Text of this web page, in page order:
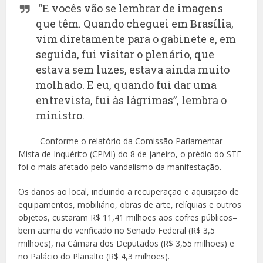
“E vocês vão se lembrar de imagens
que têm. Quando cheguei em Brasília,
vim diretamente para o gabinete e, em
seguida, fui visitar o plenário, que
estava sem luzes, estava ainda muito
molhado. E eu, quando fui dar uma
entrevista, fui às lágrimas”, lembra o
ministro.
Conforme o relatório da Comissão Parlamentar
Mista de Inquérito (CPMI) do 8 de janeiro, o prédio do STF
foi o mais afetado pelo vandalismo da manifestação.
Os danos ao local, incluindo a recuperação e aquisição de
equipamentos, mobiliário, obras de arte, relíquias e outros
objetos, custaram R$ 11,41 milhões aos cofres públicos–
bem acima do verificado no Senado Federal (R$ 3,5
milhões), na Câmara dos Deputados (R$ 3,55 milhões) e
no Palácio do Planalto (R$ 4,3 milhões).